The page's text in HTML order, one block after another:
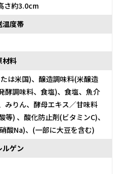
さ約3.0cm
温度帯
材料
は米国)、醸造調味料(米醸造
酵調味料、食塩)、食塩、魚介
みりん、酵母エキス／甘味料
) 、酸化防止剤(ビタミンC)、
酸Na)、(一部に大豆を含む)
ルゲン